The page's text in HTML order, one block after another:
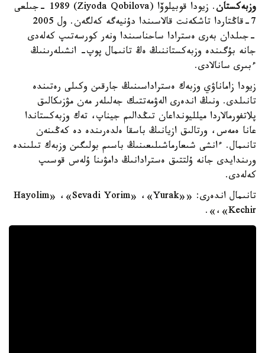
وزبەكستان
. زيودا قوبيلوۆا (Ziyoda Qobilova) 1989 -جىلعى
7-قاڭتاردا تاشكەنت قالاسىندا دۇنيەگە كەلگەن. ول 2005
-جىلدان بەرى ەسترادا ساحناسىندا ونەر كورسەتىپ كەلەدى
جانە بۇگىندە وزبەكستاننىڭ ەڭ تانىمال پوپ- انشىلەرىنىڭ
ءبىرى سانالادى.
زيودا زاماناۋي وزبەك ەستراداسىنىڭ جارقىن وكىلى رەتىندە
تانىلدى. ونىڭ اندەرى الەۋمەتتىك جەلىلەر مەن مۋزىكالىق
پلاتفورمالاردا ميلليونداعان تىڭدالىم جيناپ، تەك وزبەكستاندا
عانا ەمەس، ورتالىق ازيانىڭ باسقا ەلدەرىندە دە كەڭىنەن
تانىمال. ءانشى شىعارماشىلىعىنىڭ باسىم بولىگىن وزبەك تىلىندە
ورىندايدى جانە ۇلتتىق ەسترادانىڭ دامۋىنا ۇلەس قوسىپ
كەلەدى.
تانىمال اندەرى: «Hayolim» ،«Sevadi Yorim» ،«Yurak»
،«Kechir».